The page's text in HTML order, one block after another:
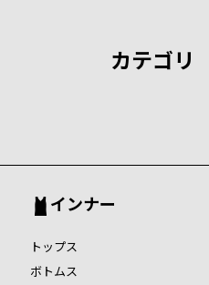
カテゴリ
インナー
トップス
ボトムス